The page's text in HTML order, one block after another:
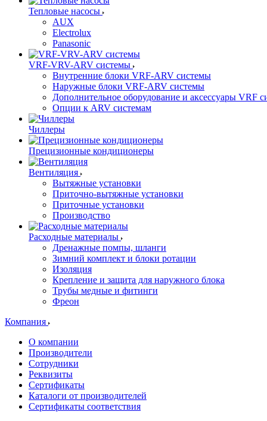
Тепловые насосы
AUX
Electrolux
Panasonic
VRF-VRV-ARV системы
Внутренние блоки VRF-ARV системы
Наружные блоки VRF-ARV системы
Дополнительное оборудование и аксессуары VRF
Опции к ARV системам
Чиллеры
Прецизионные кондиционеры
Вентиляция
Вытяжные установки
Приточно-вытяжные установки
Приточные установки
Производство
Расходные материалы
Дренажные помпы, шланги
Зимний комплект и блоки ротации
Изоляция
Крепление и защита для наружного блока
Трубы медные и фитинги
Фреон
Компания
О компании
Производители
Сотрудники
Реквизиты
Сертификаты
Каталоги от производителей
Сертификаты соответствия